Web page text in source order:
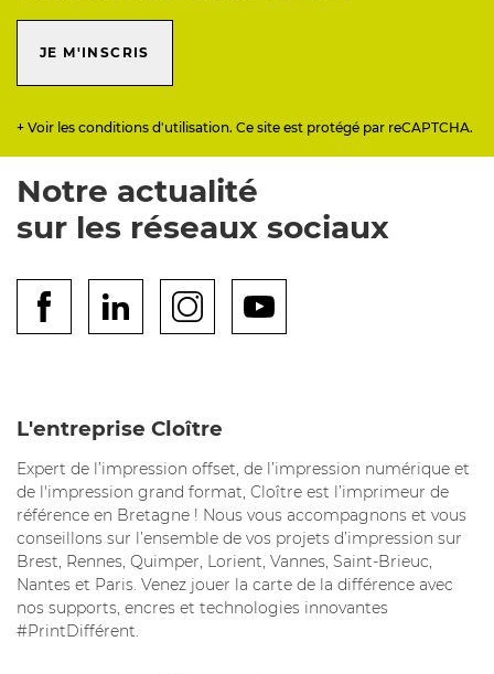
JE M'INSCRIS
+ Voir les conditions d'utilisation. Ce site est protégé par reCAPTCHA.
Notre actualité
sur les réseaux sociaux
L'entreprise Cloître
Expert de l’impression offset, de l’impression numérique et
de l'impression grand format, Cloître est l’imprimeur de
référence en Bretagne ! Nous vous accompagnons et vous
conseillons sur l’ensemble de vos projets d’impression sur
Brest, Rennes, Quimper, Lorient, Vannes, Saint-Brieuc,
Nantes et Paris. Venez jouer la carte de la différence avec
nos supports, encres et technologies innovantes
#PrintDifférent.